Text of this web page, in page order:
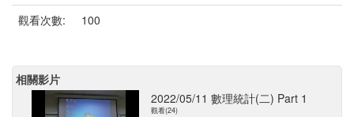
觀看次數:
100
相關影片
2022/05/11 數理統計(二) Part 1
觀看(24)